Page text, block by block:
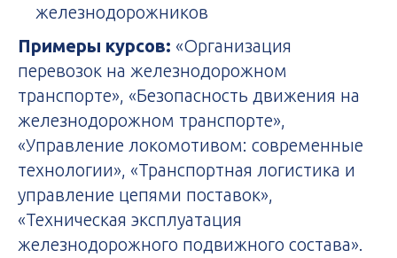
железнодорожников
Примеры курсов: «Организация
перевозок на железнодорожном
транспорте», «Безопасность движения на
железнодорожном транспорте»,
«Управление локомотивом: современные
технологии», «Транспортная логистика и
управление цепями поставок»,
«Техническая эксплуатация
железнодорожного подвижного состава».